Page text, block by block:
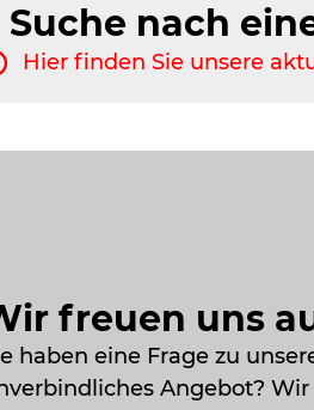
nach
Hier finden Sie unsere
freuen uns
haben eine Frage zu
Angebot?